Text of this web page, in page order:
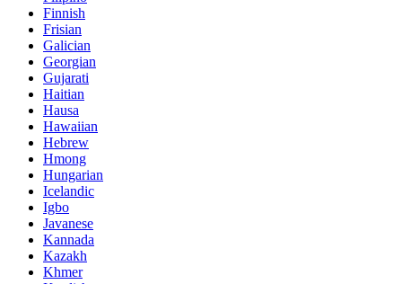
Finnish
Frisian
Galician
Georgian
Gujarati
Haitian
Hausa
Hawaiian
Hebrew
Hmong
Hungarian
Icelandic
Igbo
Javanese
Kannada
Kazakh
Khmer